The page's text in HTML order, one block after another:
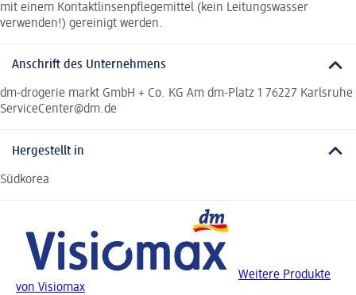
mit einem Kontaktlinsenpflegemittel (kein Leitungswasser
verwenden!) gereinigt werden.
Anschrift des Unternehmens
dm-drogerie markt GmbH + Co. KG Am dm-Platz 1 76227 Karlsruhe
ServiceCenter@dm.de
Hergestellt in
Südkorea
Weitere Produkte
von Visiomax